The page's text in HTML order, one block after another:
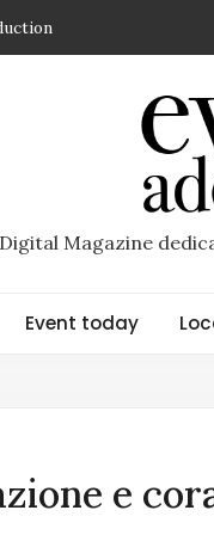
brand di Riccardo
che diventa esperienza
di Torino un’esperienza
Digital Magazine
Event today
e